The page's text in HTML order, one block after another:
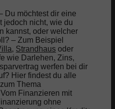
Du möchtest dir eine
jedoch nicht, wie du
kannst, oder welcher
– Zum Beispiel
, Strandhaus oder
wie Darlehen, Zins,
werfen bei dir
Hier findest du alle
Thema
Finanzieren mit
ohne